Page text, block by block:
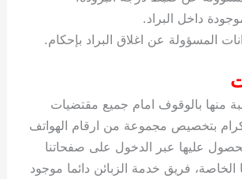
داخل البراد.
المسؤولة عن اغلاق البراد بإحكام.
منها بالوقوف امام جميع مقتضيات
بتخصيص مجموعة من ارقام الهواتف
عليها عبر الدخول على صفحاتنا
الخاصة، فريق خدمة الزبائن دائما موجود